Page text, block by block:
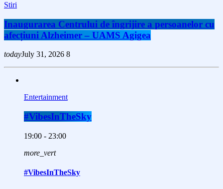
Stiri
Inaugurarea Centrului de îngrijire a persoanelor cu
afecțiuni Alzheimer – UAMS Agigea
todayJuly 31, 2026 8
Entertainment
#VibesInTheSky
19:00 - 23:00
more_vert
#VibesInTheSky